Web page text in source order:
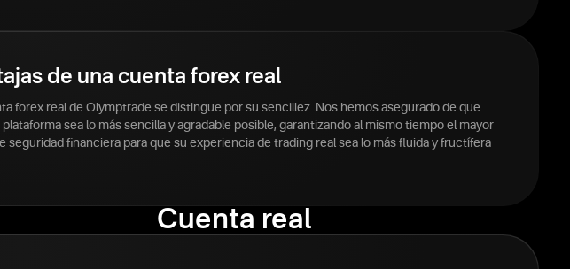
de una cuenta forex real
forex real de Olymptrade se distingue por su sencillez. Nos hemos asegurado de que
sea lo más sencilla y agradable posible, garantizando al mismo tiempo el mayor
seguridad financiera para que su experiencia de trading real sea lo más fluida y fructífera
Cuenta real